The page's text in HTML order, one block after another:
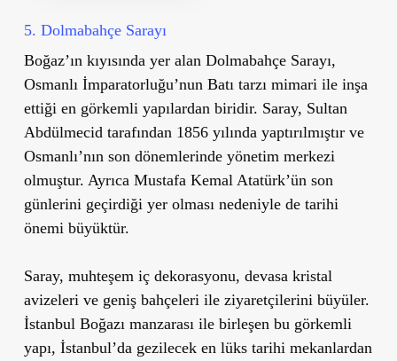
5. Dolmabahçe Sarayı
Boğaz’ın kıyısında yer alan Dolmabahçe Sarayı,
Osmanlı İmparatorluğu’nun Batı tarzı mimari ile inşa
ettiği en görkemli yapılardan biridir. Saray, Sultan
Abdülmecid tarafından 1856 yılında yaptırılmıştır ve
Osmanlı’nın son dönemlerinde yönetim merkezi
olmuştur. Ayrıca Mustafa Kemal Atatürk’ün son
günlerini geçirdiği yer olması nedeniyle de tarihi
önemi büyüktür.
Saray, muhteşem iç dekorasyonu, devasa kristal
avizeleri ve geniş bahçeleri ile ziyaretçilerini büyüler.
İstanbul Boğazı manzarası ile birleşen bu görkemli
yapı, İstanbul’da gezilecek en lüks tarihi mekanlardan